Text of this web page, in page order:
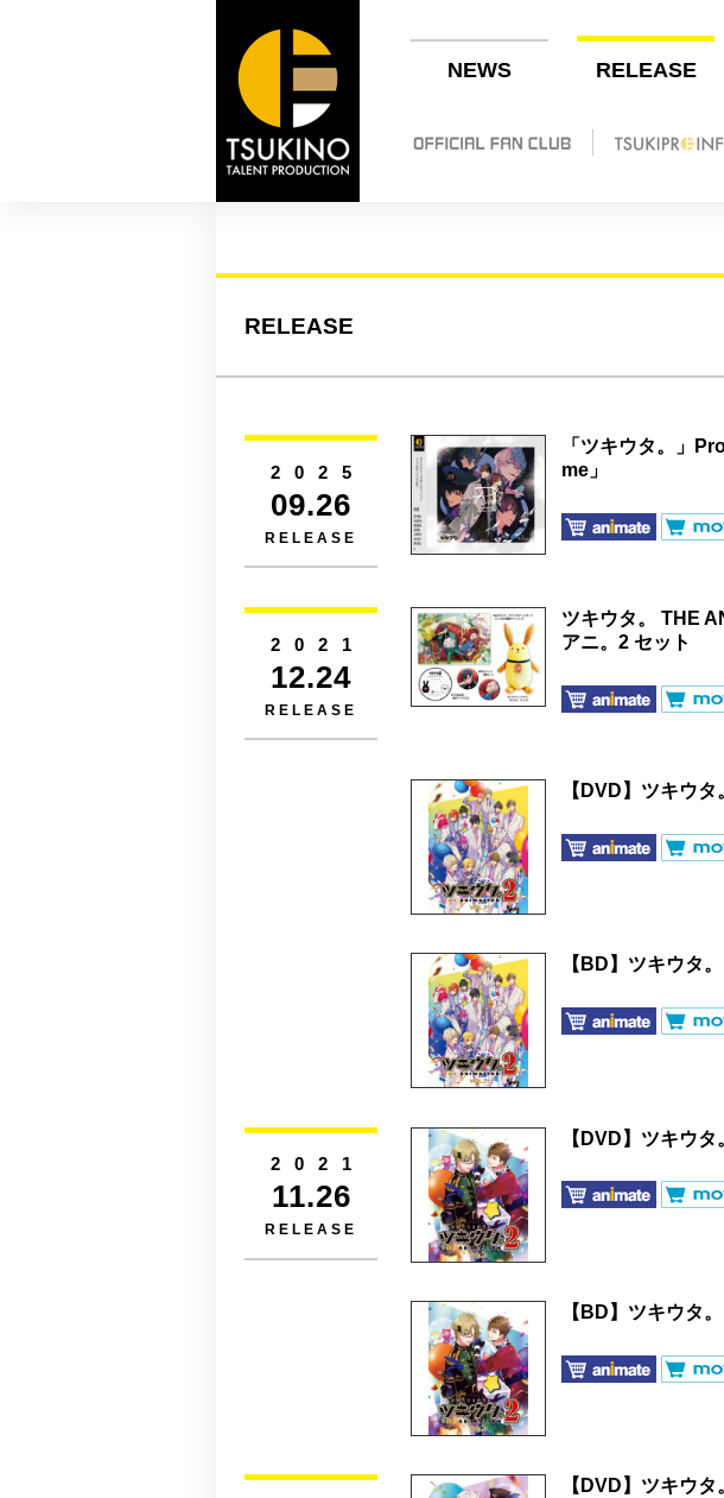
NEWS RELEASE
RELEASE
2025
09.26
RELEASE
「ツキウタ。」
me」
2021
12.24
RELEASE
ツキウタ。 THE
アニ。2 セット
【DVD】ツキウ
【BD】ツキウタ
2021
11.26
RELEASE
【DVD】ツキウ
【BD】ツキウタ
【DVD】ツキウ